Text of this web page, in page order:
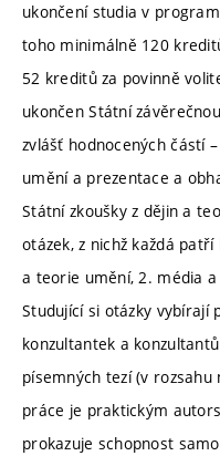
ukončení studia v
toho minimálně 120
52 kreditů za povinně
ukončen Státní
zvlášť hodnocených částí
umění a prezentace a
Státní zkoušky z dějin a
otázek, z nichž každá
a teorie umění, 2. média
Studující si otázky vybírají
konzultantek a
písemných tezí (v
práce je praktickým
prokazuje schopnost